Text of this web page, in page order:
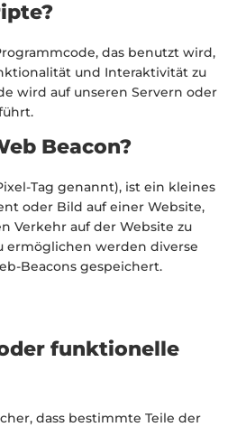
das benutzt wird,
und Interaktivität zu
wird auf unseren Servern oder
Beacon?
Tag genannt), ist ein kleines
oder Bild auf einer Website,
Verkehr auf der Website zu
ermöglichen werden diverse
Beacons gespeichert.
funktionelle
dass bestimmte Teile der